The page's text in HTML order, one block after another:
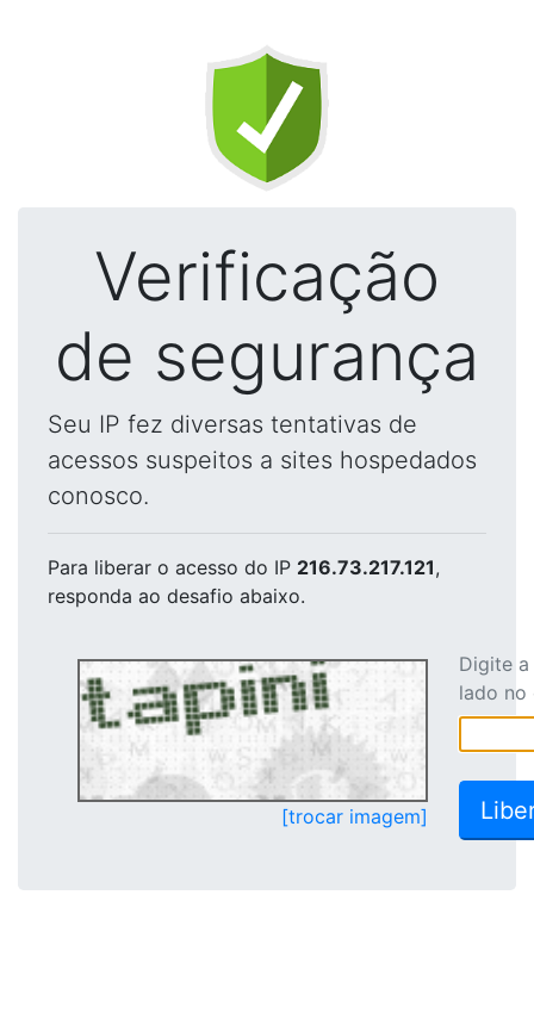
Verificação
de segurança
Seu IP fez diversas tentativas de
acessos suspeitos a sites hospedados
conosco.
Para liberar o acesso do IP 216.73.217.121,
responda ao desafio abaixo.
[trocar imagem]
Digite
lado no